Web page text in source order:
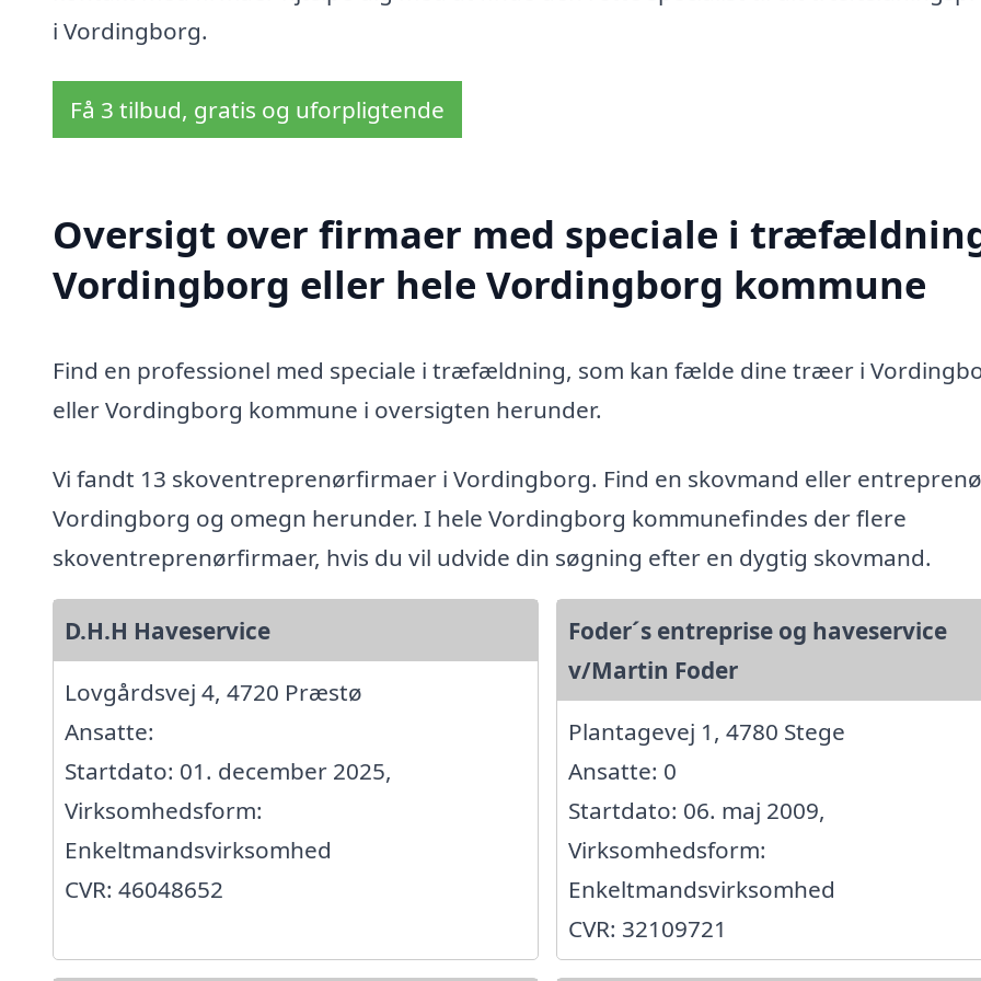
i Vordingborg.
Få 3 tilbud, gratis og uforpligtende
Oversigt over firmaer med speciale i
Vordingborg eller hele Vordingborg kommune
Find en professionel med speciale i træfældning, som kan fælde dine træer i
eller Vordingborg kommune i oversigten herunder.
Vi fandt 13 skoventreprenørfirmaer i Vordingborg. Find en skovmand eller
Vordingborg og omegn herunder. I hele Vordingborg kommunefindes der flere
skoventreprenørfirmaer, hvis du vil udvide din søgning efter en dygtig skovmand.
D.H.H Haveservice
Lovgårdsvej 4, 4720 Præstø
Ansatte:
Startdato: 01. december 2025,
Virksomhedsform:
Enkeltmandsvirksomhed
CVR: 46048652
Foder´s entreprise og haveservice
v/Martin Foder
Plantagevej 1, 4780 Stege
Ansatte: 0
Startdato: 06. maj 2009,
Virksomhedsform:
Enkeltmandsvirksomhed
CVR: 32109721